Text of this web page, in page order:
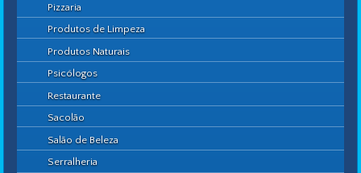
Pizzaria
Produtos de Limpeza
Produtos Naturais
Psicólogos
Restaurante
Sacolão
Salão de Beleza
Serralheria